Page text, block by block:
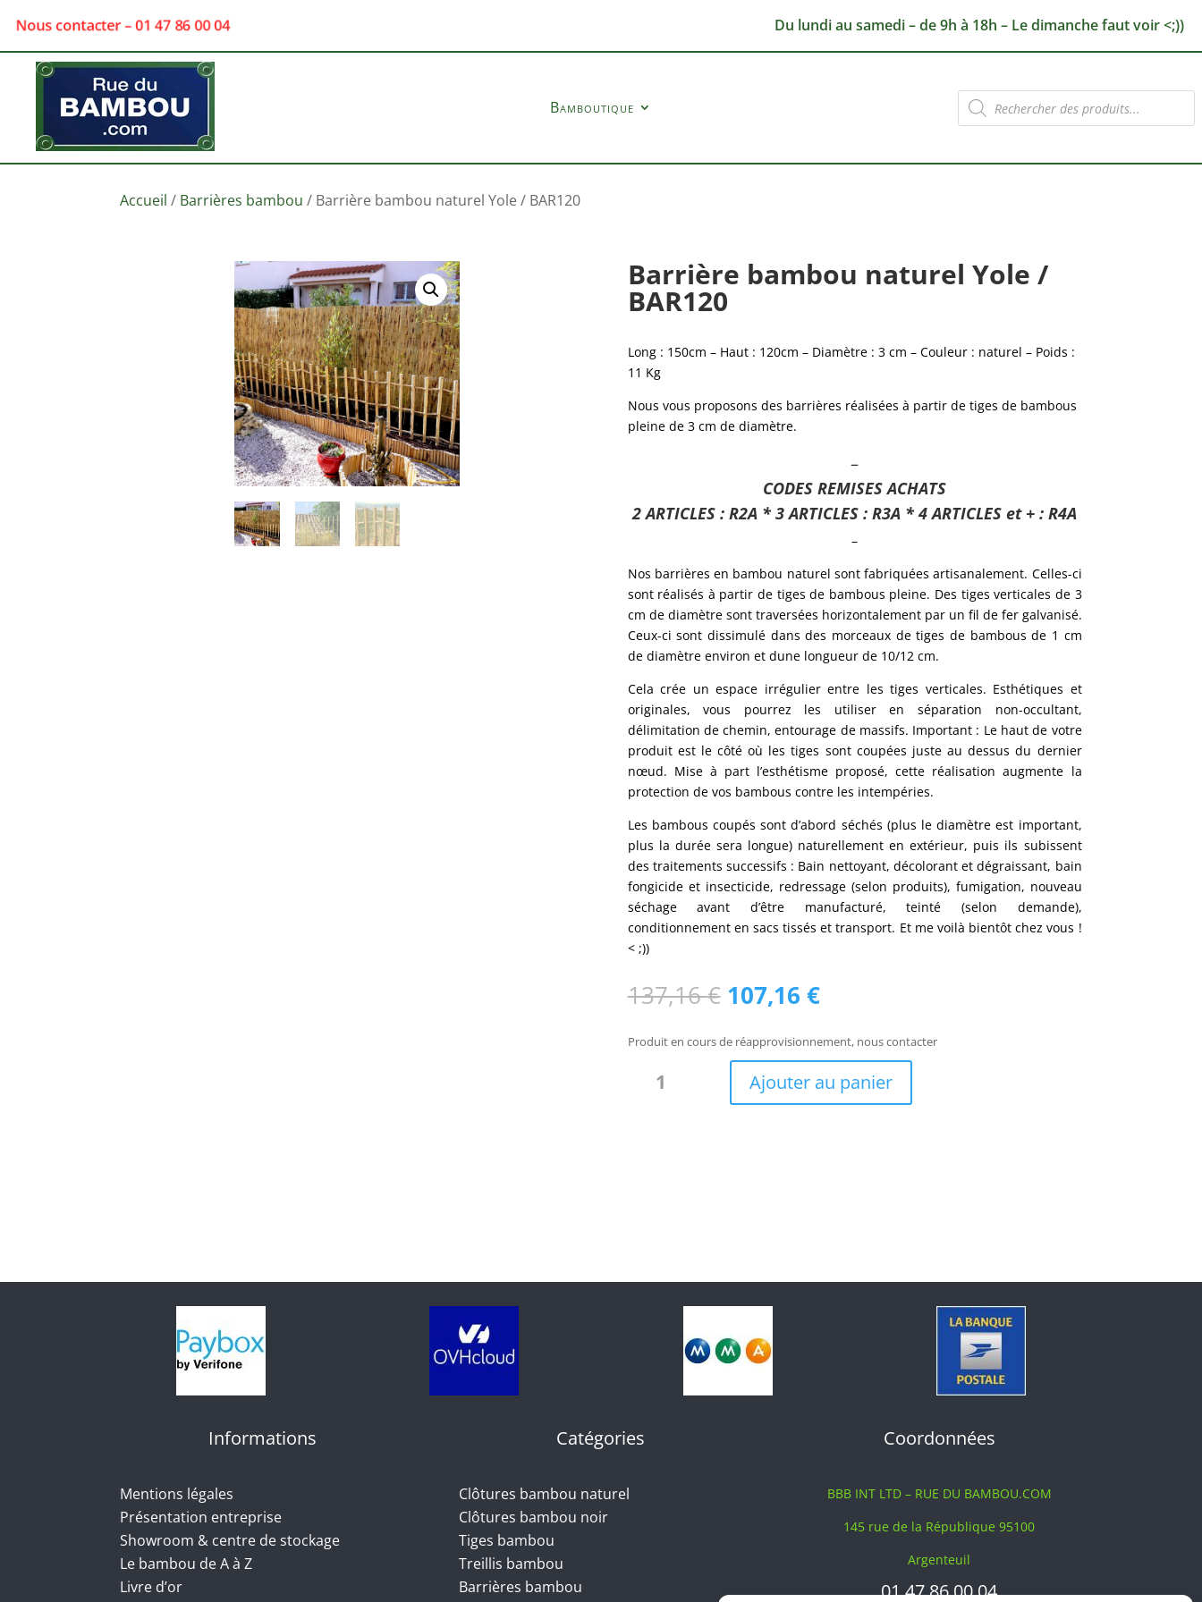
Nous contacter – 01 47 86 00 04 Du lundi au samedi – de 9h à 18h – Le dimanche faut voir <;))
Bamboutique
Recherche
de
produits
Accueil / Barrières bambou / Barrière bambou naturel Yole / BAR120
Barrière bambou naturel Yole /
BAR120
Long : 150cm – Haut : 120cm – Diamètre : 3 cm – Couleur : naturel – Poids :
11 Kg
Nous vous proposons des barrières réalisées à partir de tiges de bambous
pleine de 3 cm de diamètre.
–
CODES REMISES ACHATS
2 ARTICLES : R2A * 3 ARTICLES : R3A * 4 ARTICLES et + : R4A
–
Nos barrières en bambou naturel sont fabriquées artisanalement. Celles-ci
sont réalisés à partir de tiges de bambous pleine. Des tiges verticales de 3
cm de diamètre sont traversées horizontalement par un fil de fer galvanisé.
Ceux-ci sont dissimulé dans des morceaux de tiges de bambous de 1 cm
de diamètre environ et dune longueur de 10/12 cm.
Cela crée un espace irrégulier entre les tiges verticales. Esthétiques et
originales, vous pourrez les utiliser en séparation non-occultant,
délimitation de chemin, entourage de massifs. Important : Le haut de votre
produit est le côté où les tiges sont coupées juste au dessus du dernier
nœud. Mise à part l’esthétisme proposé, cette réalisation augmente la
protection de vos bambous contre les intempéries.
Les bambous coupés sont d’abord séchés (plus le diamètre est important,
plus la durée sera longue) naturellement en extérieur, puis ils subissent
des traitements successifs : Bain nettoyant, décolorant et dégraissant, bain
fongicide et insecticide, redressage (selon produits), fumigation, nouveau
séchage avant d’être manufacturé, teinté (selon demande),
conditionnement en sacs tissés et transport. Et me voilà bientôt chez vous !
< ;))
137,16€ Le
prix
initial
était :
137,16 €.
107,16 €Le
prix
actuel
est :
107,16 €.
Produit en cours de réapprovisionnement, nous contacter
Ajouter au panier
Informations
Mentions légales
Présentation entreprise
Showroom & centre de stockage
Le bambou de A à Z
Livre d’or
Catégories
Clôtures bambou naturel
Clôtures bambou noir
Tiges bambou
Treillis bambou
Barrières bambou
Coordonnées
BBB INT LTD – RUE DU BAMBOU.COM
145 rue de la République 95100
Argenteuil
01 47 86 00 04